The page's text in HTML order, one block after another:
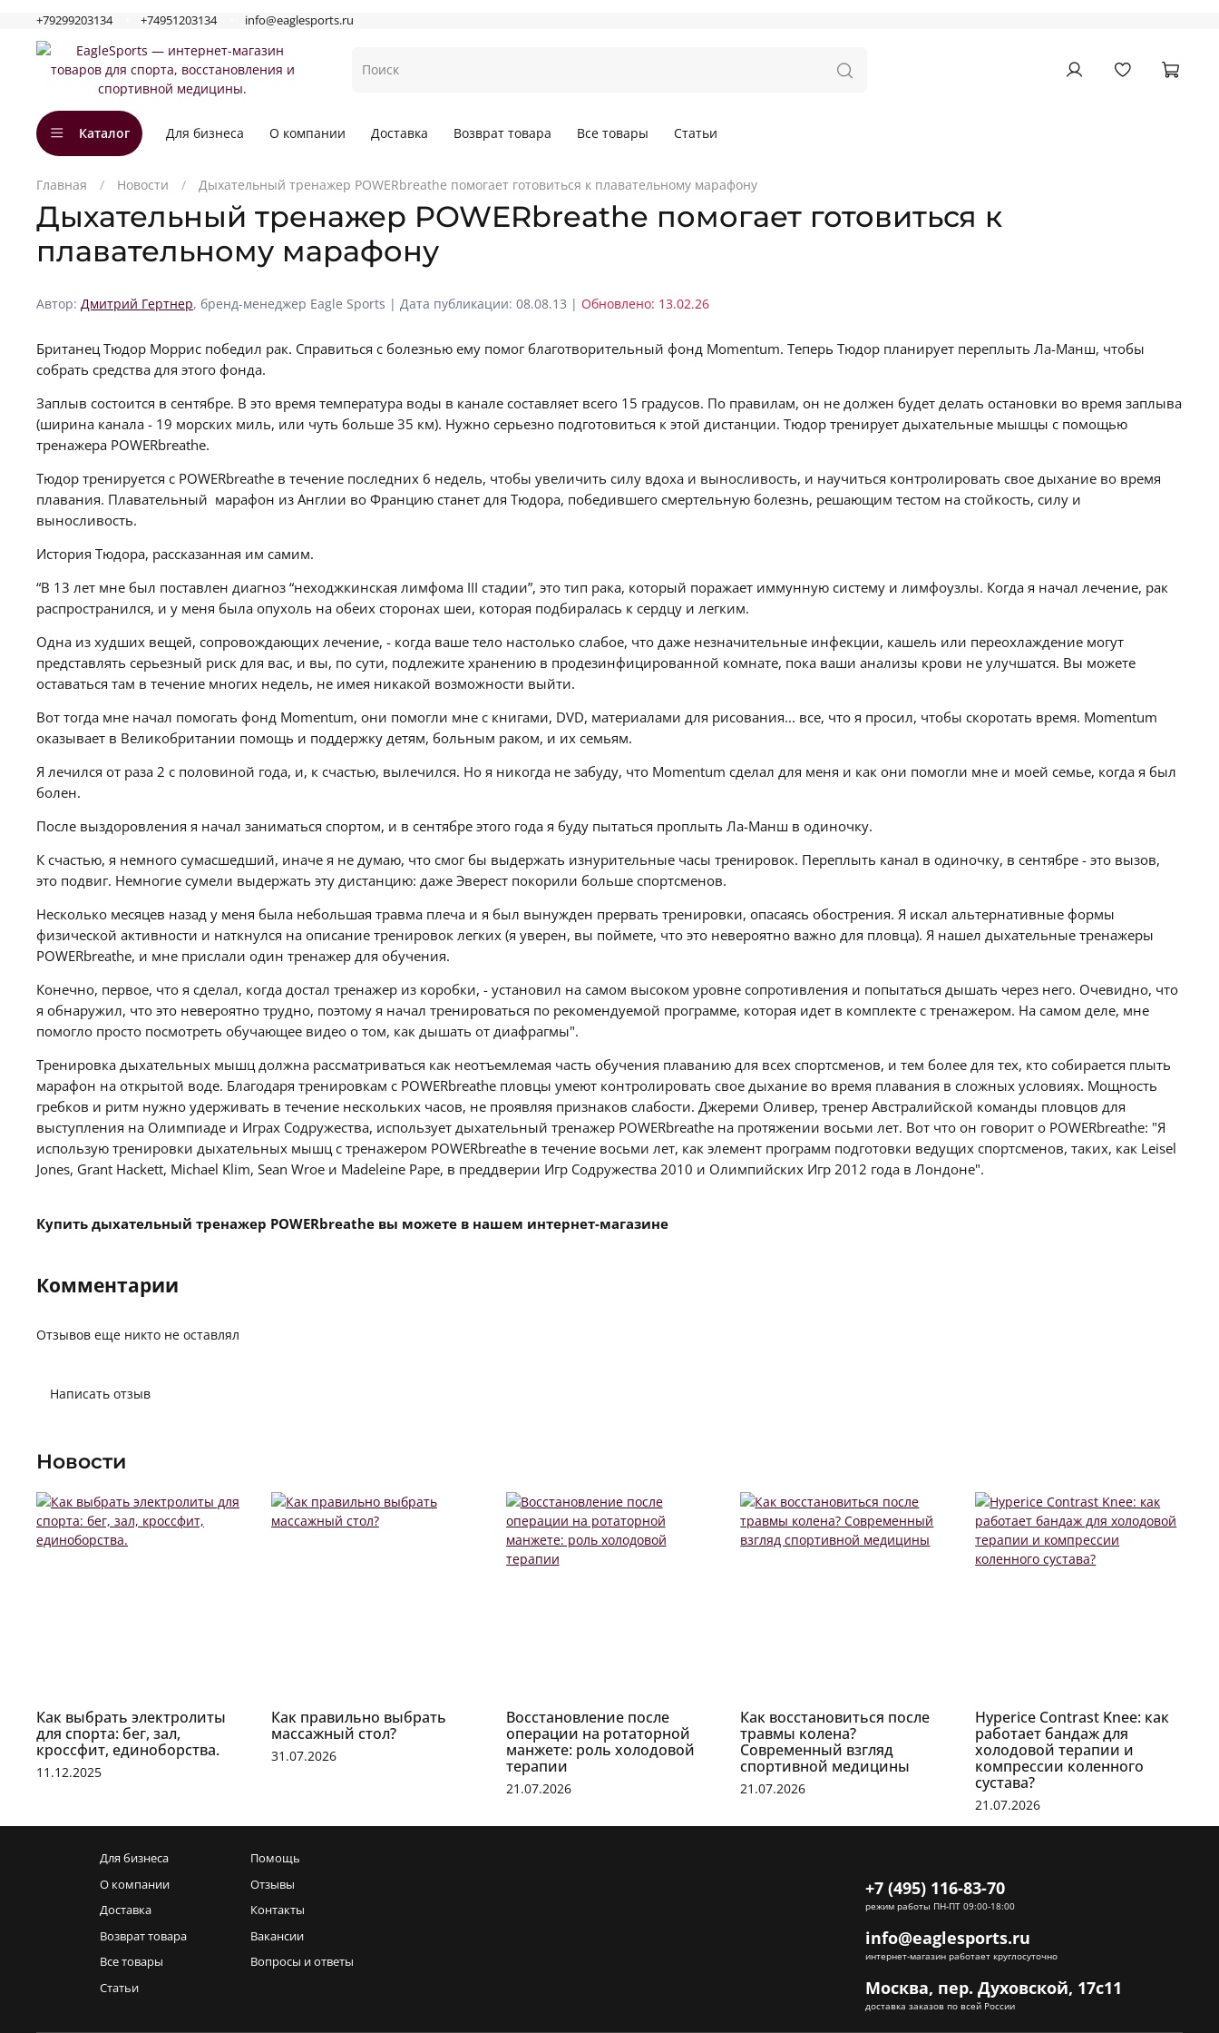
+79299203134 +74951203134 info@eaglesports.ru
Каталог Для бизнеса О компании Доставка Возврат товара Все товары Статьи
Главная Новости Дыхательный тренажер POWERbreathe помогает готовиться к плавательному марафону
Дыхательный тренажер POWERbreathe помогает готовиться к
плавательному марафону
Автор: Дмитрий Гертнер, бренд-менеджер Eagle Sports | Дата публикации: 08.08.13 | Обновлено: 13.02.26
Британец Тюдор Моррис победил рак. Справиться с болезнью ему помог благотворительный фонд Momentum. Теперь Тюдор планирует переплыть Ла-Манш, чтобы
собрать средства для этого фонда.
Заплыв состоится в сентябре. В это время температура воды в канале составляет всего 15 градусов. По правилам, он не должен будет делать остановки во время заплыва
(ширина канала - 19 морских миль, или чуть больше 35 км). Нужно серьезно подготовиться к этой дистанции. Тюдор тренирует дыхательные мышцы с помощью
тренажера POWERbreathe.
Тюдор тренируется с POWERbreathe в течение последних 6 недель, чтобы увеличить силу вдоха и выносливость, и научиться контролировать свое дыхание во время
плавания. Плавательный марафон из Англии во Францию станет для Тюдора, победившего смертельную болезнь, решающим тестом на стойкость, силу и
выносливость.
История Тюдора, рассказанная им самим.
“В 13 лет мне был поставлен диагноз “неходжкинская лимфома III стадии”, это тип рака, который поражает иммунную систему и лимфоузлы. Когда я начал лечение, рак
распространился, и у меня была опухоль на обеих сторонах шеи, которая подбиралась к сердцу и легким.
Одна из худших вещей, сопровождающих лечение, - когда ваше тело настолько слабое, что даже незначительные инфекции, кашель или переохлаждение могут
представлять серьезный риск для вас, и вы, по сути, подлежите хранению в продезинфицированной комнате, пока ваши анализы крови не улучшатся. Вы можете
оставаться там в течение многих недель, не имея никакой возможности выйти.
Вот тогда мне начал помогать фонд Momentum, они помогли мне с книгами, DVD, материалами для рисования... все, что я просил, чтобы скоротать время. Momentum
оказывает в Великобритании помощь и поддержку детям, больным раком, и их семьям.
Я лечился от раза 2 с половиной года, и, к счастью, вылечился. Но я никогда не забуду, что Momentum сделал для меня и как они помогли мне и моей семье, когда я был
болен.
После выздоровления я начал заниматься спортом, и в сентябре этого года я буду пытаться проплыть Ла-Манш в одиночку.
К счастью, я немного сумасшедший, иначе я не думаю, что смог бы выдержать изнурительные часы тренировок. Переплыть канал в одиночку, в сентябре - это вызов,
это подвиг. Немногие сумели выдержать эту дистанцию: даже Эверест покорили больше спортсменов.
Несколько месяцев назад у меня была небольшая травма плеча и я был вынужден прервать тренировки, опасаясь обострения. Я искал альтернативные формы
физической активности и наткнулся на описание тренировок легких (я уверен, вы поймете, что это невероятно важно для пловца). Я нашел дыхательные тренажеры
POWERbreathe, и мне прислали один тренажер для обучения.
Конечно, первое, что я сделал, когда достал тренажер из коробки, - установил на самом высоком уровне сопротивления и попытаться дышать через него. Очевидно, что
я обнаружил, что это невероятно трудно, поэтому я начал тренироваться по рекомендуемой программе, которая идет в комплекте с тренажером. На самом деле, мне
помогло просто посмотреть обучающее видео о том, как дышать от диафрагмы".
Тренировка дыхательных мышц должна рассматриваться как неотъемлемая часть обучения плаванию для всех спортсменов, и тем более для тех, кто собирается плыть
марафон на открытой воде. Благодаря тренировкам с POWERbreathe пловцы умеют контролировать свое дыхание во время плавания в сложных условиях. Мощность
гребков и ритм нужно удерживать в течение нескольких часов, не проявляя признаков слабости. Джереми Оливер, тренер Австралийской команды пловцов для
выступления на Олимпиаде и Играх Содружества, использует дыхательный тренажер POWERbreathe на протяжении восьми лет. Вот что он говорит о POWERbreathe: "Я
использую тренировки дыхательных мышц с тренажером POWERbreathe в течение восьми лет, как элемент программ подготовки ведущих спортсменов, таких, как Leisel
Jones, Grant Hackett, Michael Klim, Sean Wroe и Madeleine Pape, в преддверии Игр Содружества 2010 и Олимпийских Игр 2012 года в Лондоне".
Купить дыхательный тренажер POWERbreathe вы можете в нашем интернет-магазине
Комментарии
Отзывов еще никто не оставлял
Написать отзыв
Новости
Как выбрать электролиты
для спорта: бег, зал,
кроссфит, единоборства.
11.12.2025
Как правильно выбрать
массажный стол?
31.07.2026
Восстановление после
операции на ротаторной
манжете: роль холодовой
терапии
21.07.2026
Как восстановиться после
травмы колена?
Современный взгляд
спортивной медицины
21.07.2026
Hyperice Contrast Knee: как
работает бандаж для
холодовой терапии и
компрессии коленного
сустава?
21.07.2026
Для бизнеса
О компании
Доставка
Возврат товара
Все товары
Статьи
Помощь
Отзывы
Контакты
Вакансии
Вопросы и ответы
+7 (495) 116-83-70
режим работы ПН-ПТ 09:00-18:00
info@eaglesports.ru
интернет-магазин работает круглосуточно
Москва, пер. Духовской, 17с11
доставка заказов по всей России